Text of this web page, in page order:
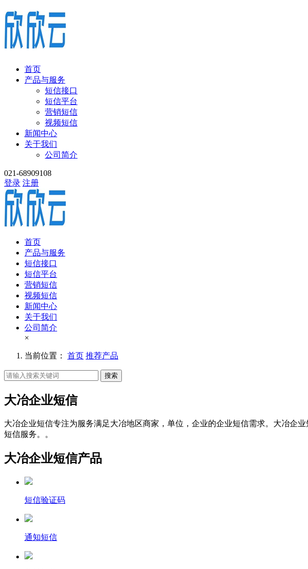
首页
产品与服务
短信接口
短信平台
营销短信
视频短信
新闻中心
关于我们
公司简介
021-68909108
登录 注册
首页
产品与服务
短信接口
短信平台
营销短信
视频短信
新闻中心
关于我们
公司简介
×
当前位置： 首页 推荐产品
搜索
大冶企业短信
大冶企业短信专注为服务满足大冶地区商家，单位，企业的企业短信需求。大冶企
短信服务。。
大冶企业短信产品
短信验证码
通知短信